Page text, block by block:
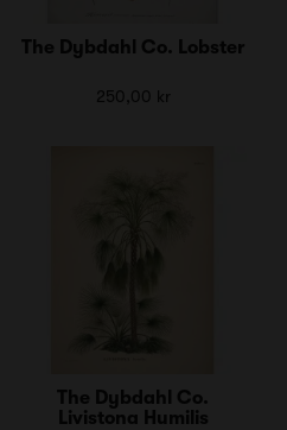
The Dybdahl Co. Lobster
250,00 kr
The Dybdahl Co.
Livistona Humilis